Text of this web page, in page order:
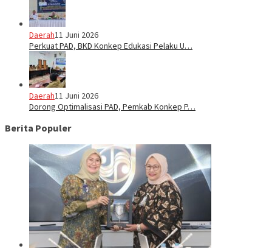
Daerah11 Juni 2026
Perkuat PAD, BKD Konkep Edukasi Pelaku U…
Daerah11 Juni 2026
Dorong Optimalisasi PAD, Pemkab Konkep P…
Berita Populer